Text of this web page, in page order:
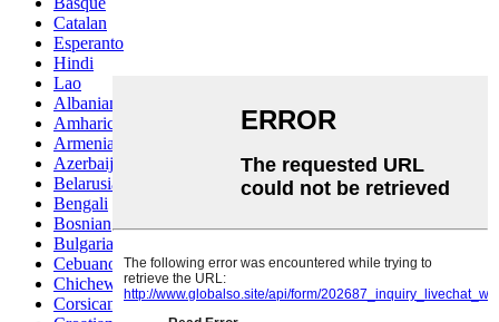
Catalan
Esperanto
Hindi
Lao
Albanian
Amharic
Armenian
Azerbaijani
Belarusian
Bengali
Bosnian
Bulgarian
Cebuano
Chichewa
Corsican